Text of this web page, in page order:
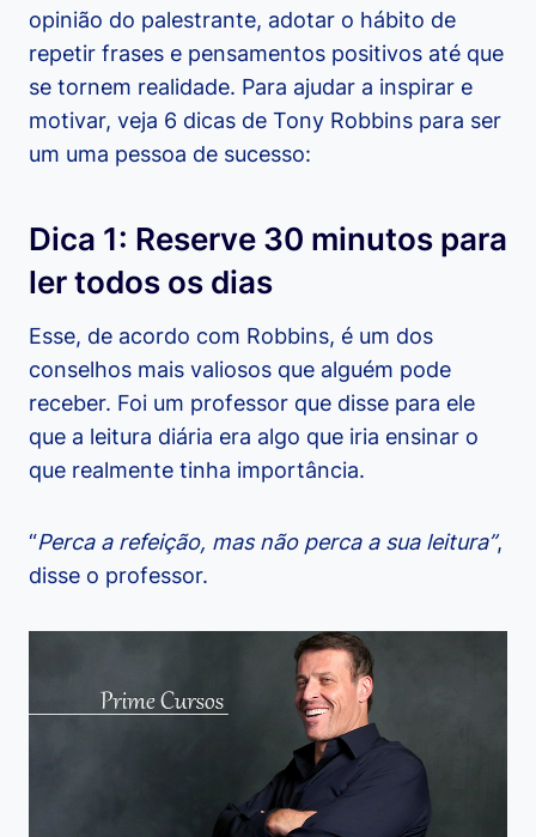
opinião do palestrante, adotar o hábito de
repetir frases e pensamentos positivos até que
se tornem realidade. Para ajudar a inspirar e
motivar, veja 6 dicas de Tony Robbins para ser
um uma pessoa de sucesso:
Dica 1: Reserve 30 minutos para
ler todos os dias
Esse, de acordo com Robbins, é um dos
conselhos mais valiosos que alguém pode
receber. Foi um professor que disse para ele
que a leitura diária era algo que iria ensinar o
que realmente tinha importância.
“Perca a refeição, mas não perca a sua leitura”,
disse o professor.